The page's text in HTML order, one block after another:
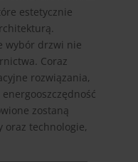
estetycznie
wybór drzwi nie
Coraz
rozwiązania,
zostaną
oraz technologie,